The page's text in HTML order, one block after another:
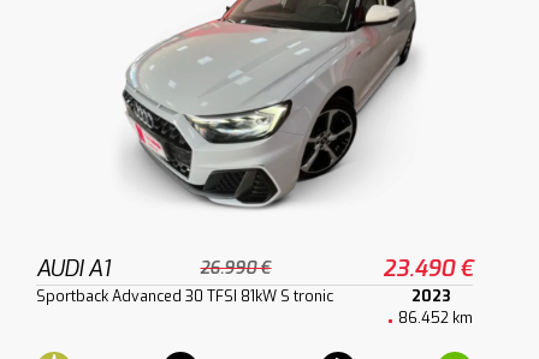
AUDI A1 26.990 € 23.490 €
Sportback Advanced 30 TFSI 81kW S tronic
2023
86.452 km